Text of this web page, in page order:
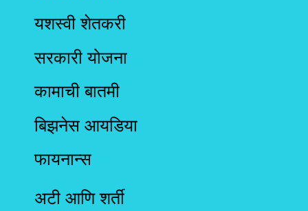
यशस्वी शेतकरी
सरकारी योजना
कामाची बातमी
बिझनेस आयडिया
फायनान्स
अटी आणि शर्ती